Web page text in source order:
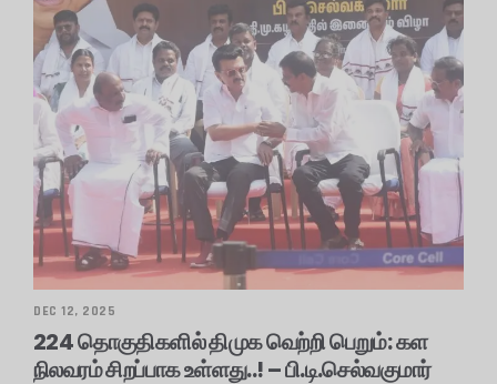
DEC 12, 2025
224 தொகுதிகளில் திமுக வெற்றி பெறும்: கள
நிலவரம் சிறப்பாக உள்ளது..! – பி.டி.செல்வகுமார்